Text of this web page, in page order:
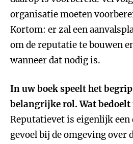
organisatie moeten
Kortom: er zal een
om de reputatie te bouwen
wanneer dat nodig is.
In uw boek speelt het
belangrijke rol. Wat bedoelt
Reputatievet is eigenlijk
gevoel bij de omgeving over